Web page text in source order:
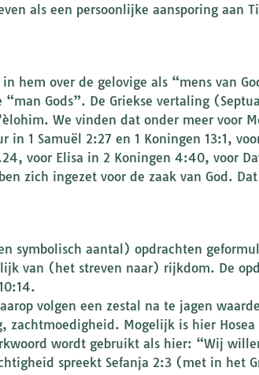
als een persoonlijke aansporing aan
hem over de gelovige als “mens van
Gods”. De Griekse vertaling
We vinden dat onder meer voor
1 Samuël 2:27 en 1 Koningen 13:1,
voor Elisa in 2 Koningen 4:40, voor
zich ingezet voor de zaak van God.
symbolisch aantal) opdrachten
van (het streven naar) rijkdom. De
volgen een zestal na te jagen
Mogelijk is hier Hosea
wordt gebruikt als hier: “Wij
spreekt Sefanja 2:3 (met in het